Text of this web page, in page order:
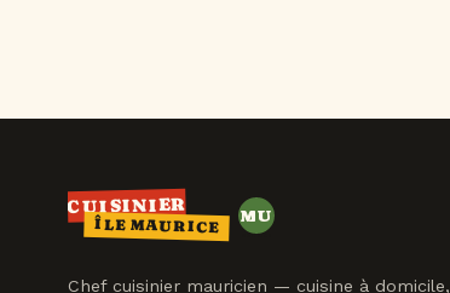
CUISINIER
ÎLE MAURICE MU
Chef cuisinier mauricien — cuisine à domicile,